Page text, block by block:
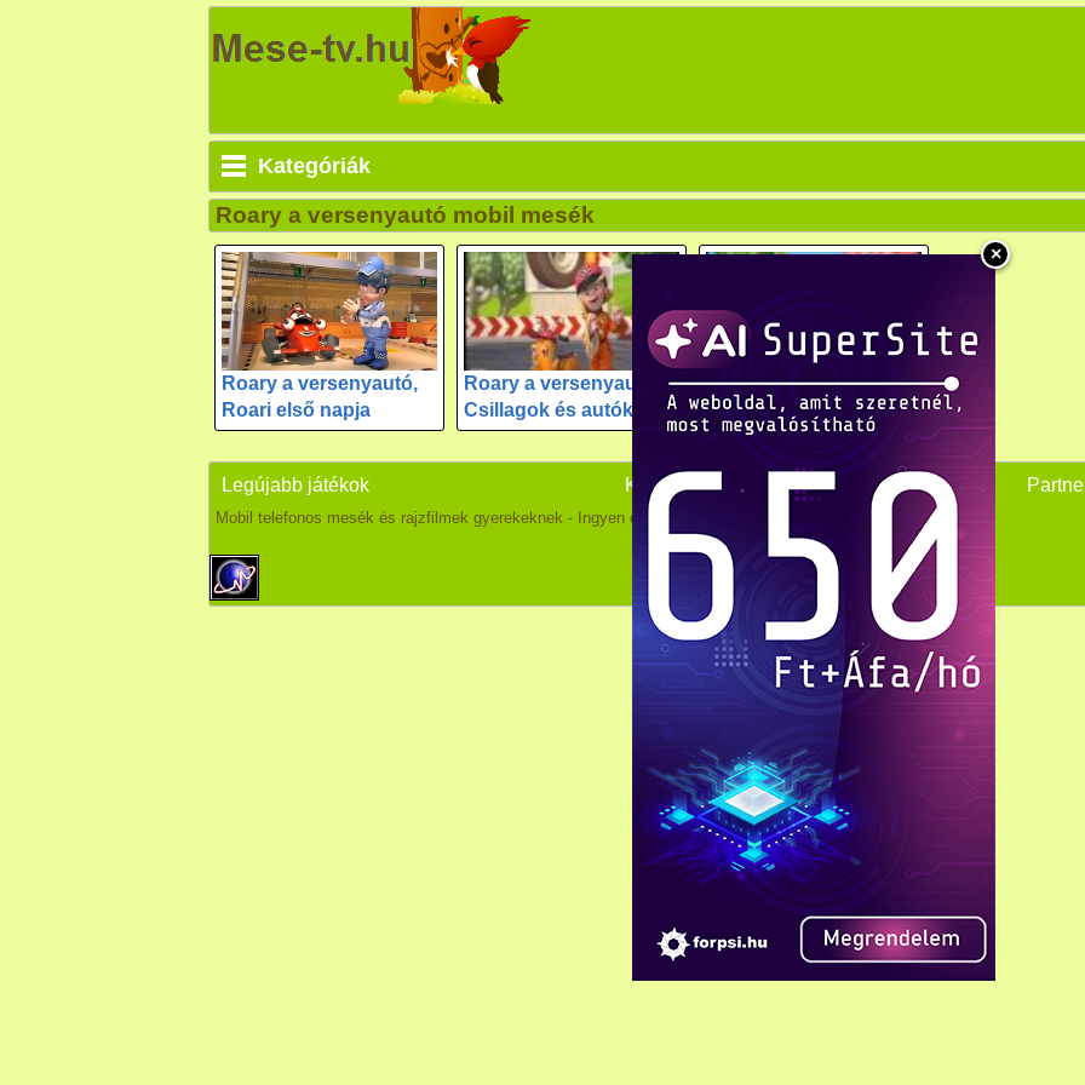
×
Kategóriák
Roary a versenyautó mobil mesék
Roary a versenyautó,
Roari első napja
Roary a versenyautó,
Csillagok és autók
Roary a versenyautó,
Titkos kincsek
Legújabb játékok Kapcsolat
Mobil telefonos mesék és rajzfilmek gyerekeknek - Ingyen online html5 mesék